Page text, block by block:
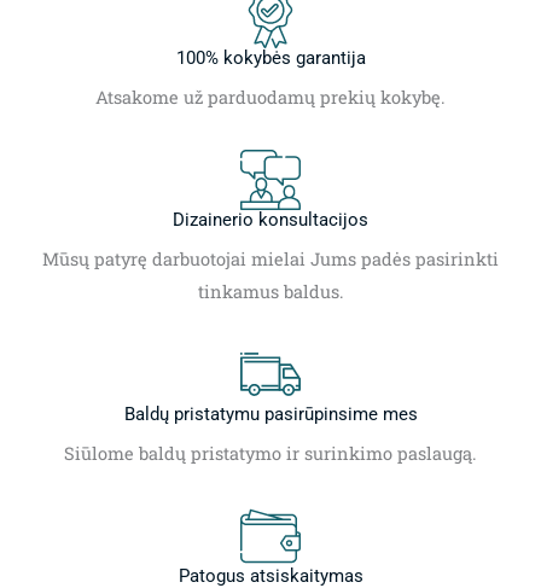
100% kokybės garantija
Atsakome už parduodamų prekių kokybę.
Dizainerio konsultacijos
Mūsų patyrę darbuotojai mielai Jums padės pasirinkti
tinkamus baldus.
Baldų pristatymu pasirūpinsime mes
Siūlome baldų pristatymo ir surinkimo paslaugą.
Patogus atsiskaitymas